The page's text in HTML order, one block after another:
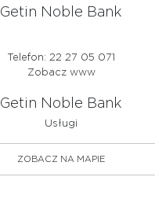
Getin Noble Bank
Telefon: 22 27 05 071
Zobacz www
Getin Noble Bank
Usługi
ZOBACZ NA MAPIE